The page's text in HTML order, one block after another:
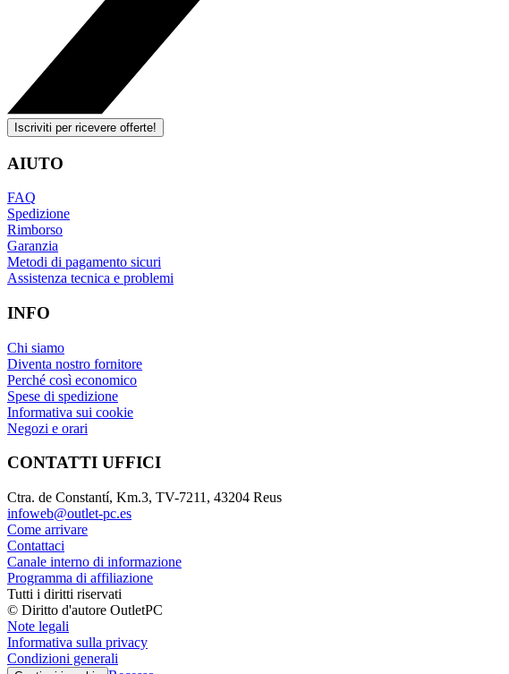
Iscriviti per ricevere offerte!
AIUTO
FAQ
Spedizione
Rimborso
Garanzia
Metodi di pagamento sicuri
Assistenza tecnica e problemi
INFO
Chi siamo
Diventa nostro fornitore
Perché così economico
Spese di spedizione
Informativa sui cookie
Negozi e orari
CONTATTI UFFICI
Ctra. de Constantí, Km.3, TV-7211, 43204 Reus
infoweb@outlet-pc.es
Come arrivare
Contattaci
Canale interno di informazione
Programma di affiliazione
Tutti i diritti riservati
© Diritto d'autore OutletPC
Note legali
Informativa sulla privacy
Condizioni generali